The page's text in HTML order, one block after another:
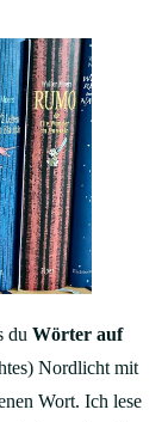
du Wörter auf
Nordlicht mit
Wort. Ich lese